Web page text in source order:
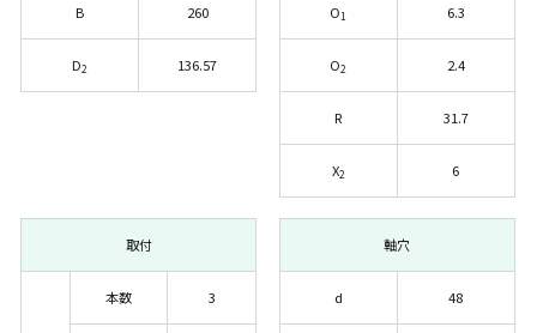
B 260
D2 136.57
O1 6.3
O2 2.4
R 31.7
X2 6
取付
本数 3
軸穴
d 48